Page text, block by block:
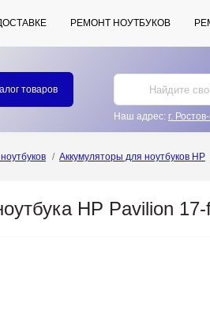
РЕМОНТ НОУТБУКОВ
товаров
Наш адрес: г.
Аккумуляторы для ноутбуков HP
HP Pavilion